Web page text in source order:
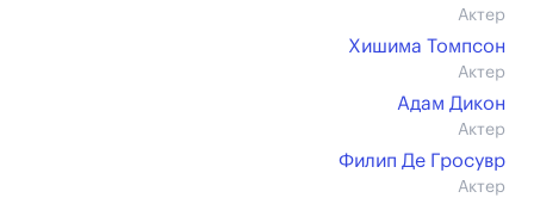
Актер
Хишима Томпсон
Актер
Адам Дикон
Актер
Филип Де Гросувр
Актер